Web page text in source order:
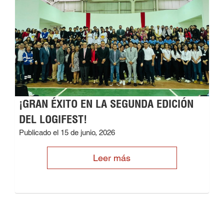
¡GRAN ÉXITO EN LA SEGUNDA EDICIÓN
DEL LOGIFEST!
Publicado el 15 de junio, 2026
Leer más